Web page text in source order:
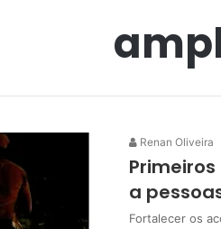
Renan Oliveira
a
Fortalecer os